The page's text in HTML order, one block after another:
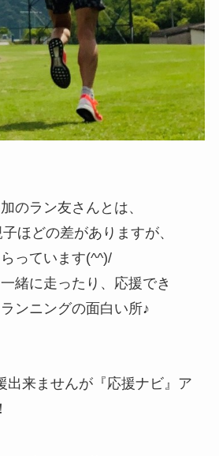
のラン友さんとは、
ほどの差がありますが、
っています(^^)/
緒に走ったり、応援でき
ンニングの面白い所♪
出来ませんが『応援ナビ』ア